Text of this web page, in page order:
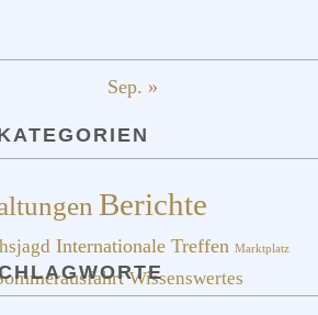
Sep. »
Berichte
Internationale Treffen Marktplatz
Wissenswertes